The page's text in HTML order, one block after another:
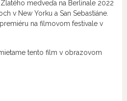
medveďa na Berlinale 2022
v New Yorku a San Sebastiáne.
na filmovom festivale v
tento film v obrazovom